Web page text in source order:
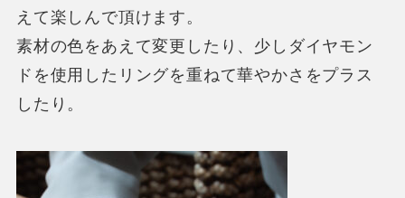
えて楽しんで頂けます。
素材の色をあえて変更したり、少しダイヤモン
ドを使用したリングを重ねて華やかさをプラス
したり。